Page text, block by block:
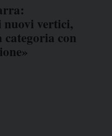
vertici,
con